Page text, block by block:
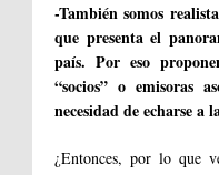
-También somos
que presenta el
país. Por eso
“socios” o emisoras
necesidad de echarse a
¿Entonces, por lo que